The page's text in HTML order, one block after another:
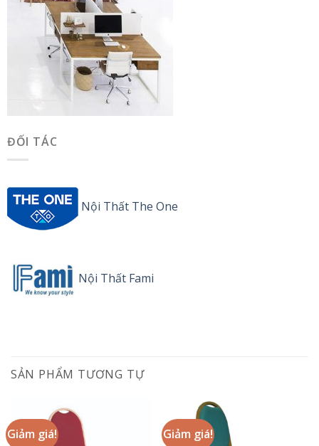
ĐỐI TÁC
Nội Thất The One
Nội Thất Fami
SẢN PHẨM TƯƠNG TỰ
Giảm giá! Giảm giá!